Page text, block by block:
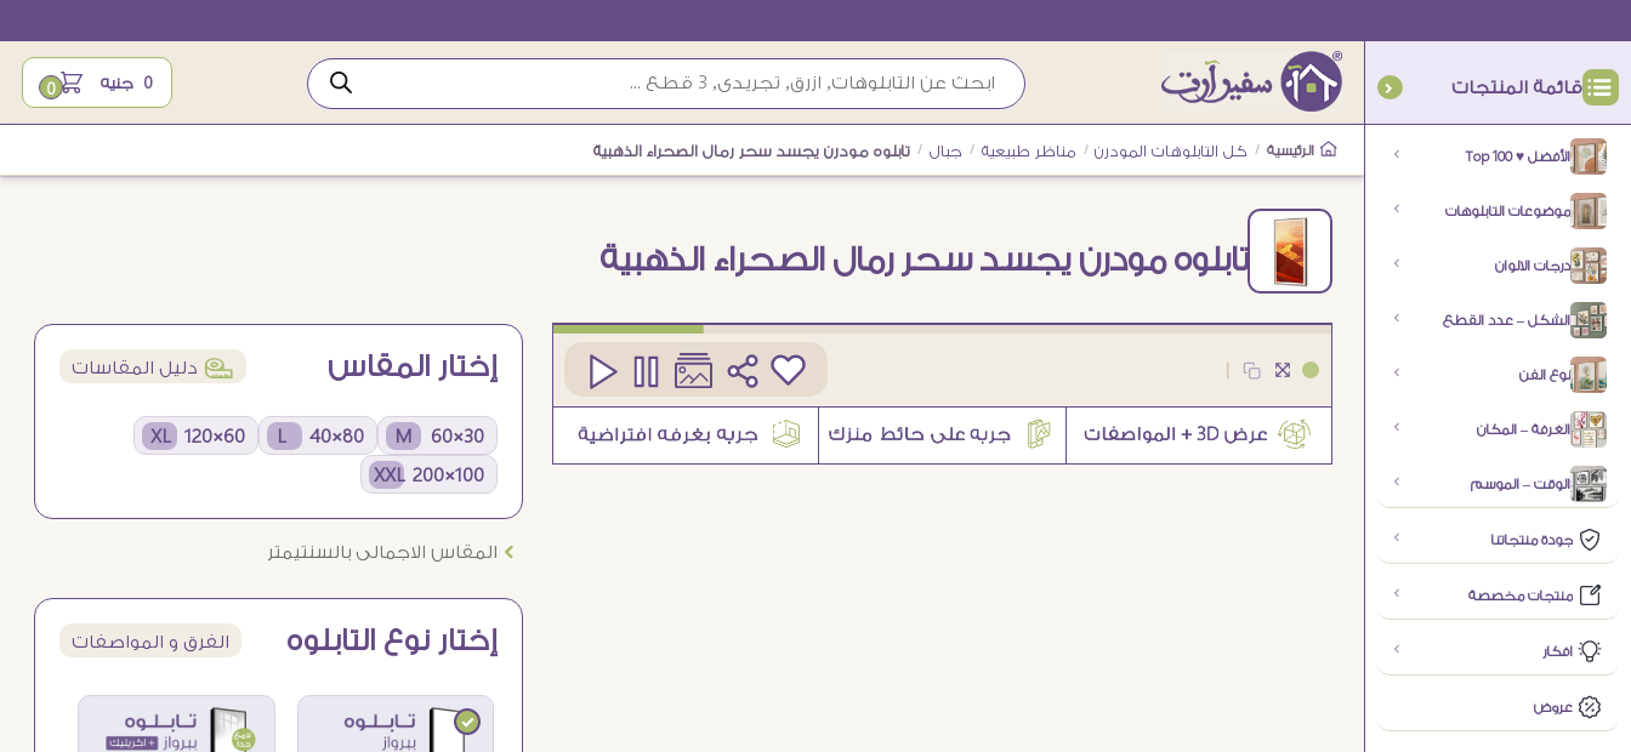
قائمة المنتجات
الأفضل ♥ Top 100
موضوعات التابلوهات
درجات الالوان
الشكل – عدد القطع
نوع الفن
الغرفة – المكان
الوقت – الموسم
جودة منتجاتنا
منتجات مخصصة
افكار
عروض
0 جنيه 0
الرئيسية / كل التابلوهات المودرن / مناظر طبيعية / جبال / تابلوه مودرن يجسد سحر رمال الصحراء الذهبية
تابلوه مودرن يجسد سحر رمال الصحراء الذهبية
إختار المقاس í دليل المقاسات
30×60 M
80×40 L
60×120 XL
100×200 XXL
Ö المقاس الاجمالى بالسنتيمتر
إختار نوع التابلوه الفرق و المواصفات